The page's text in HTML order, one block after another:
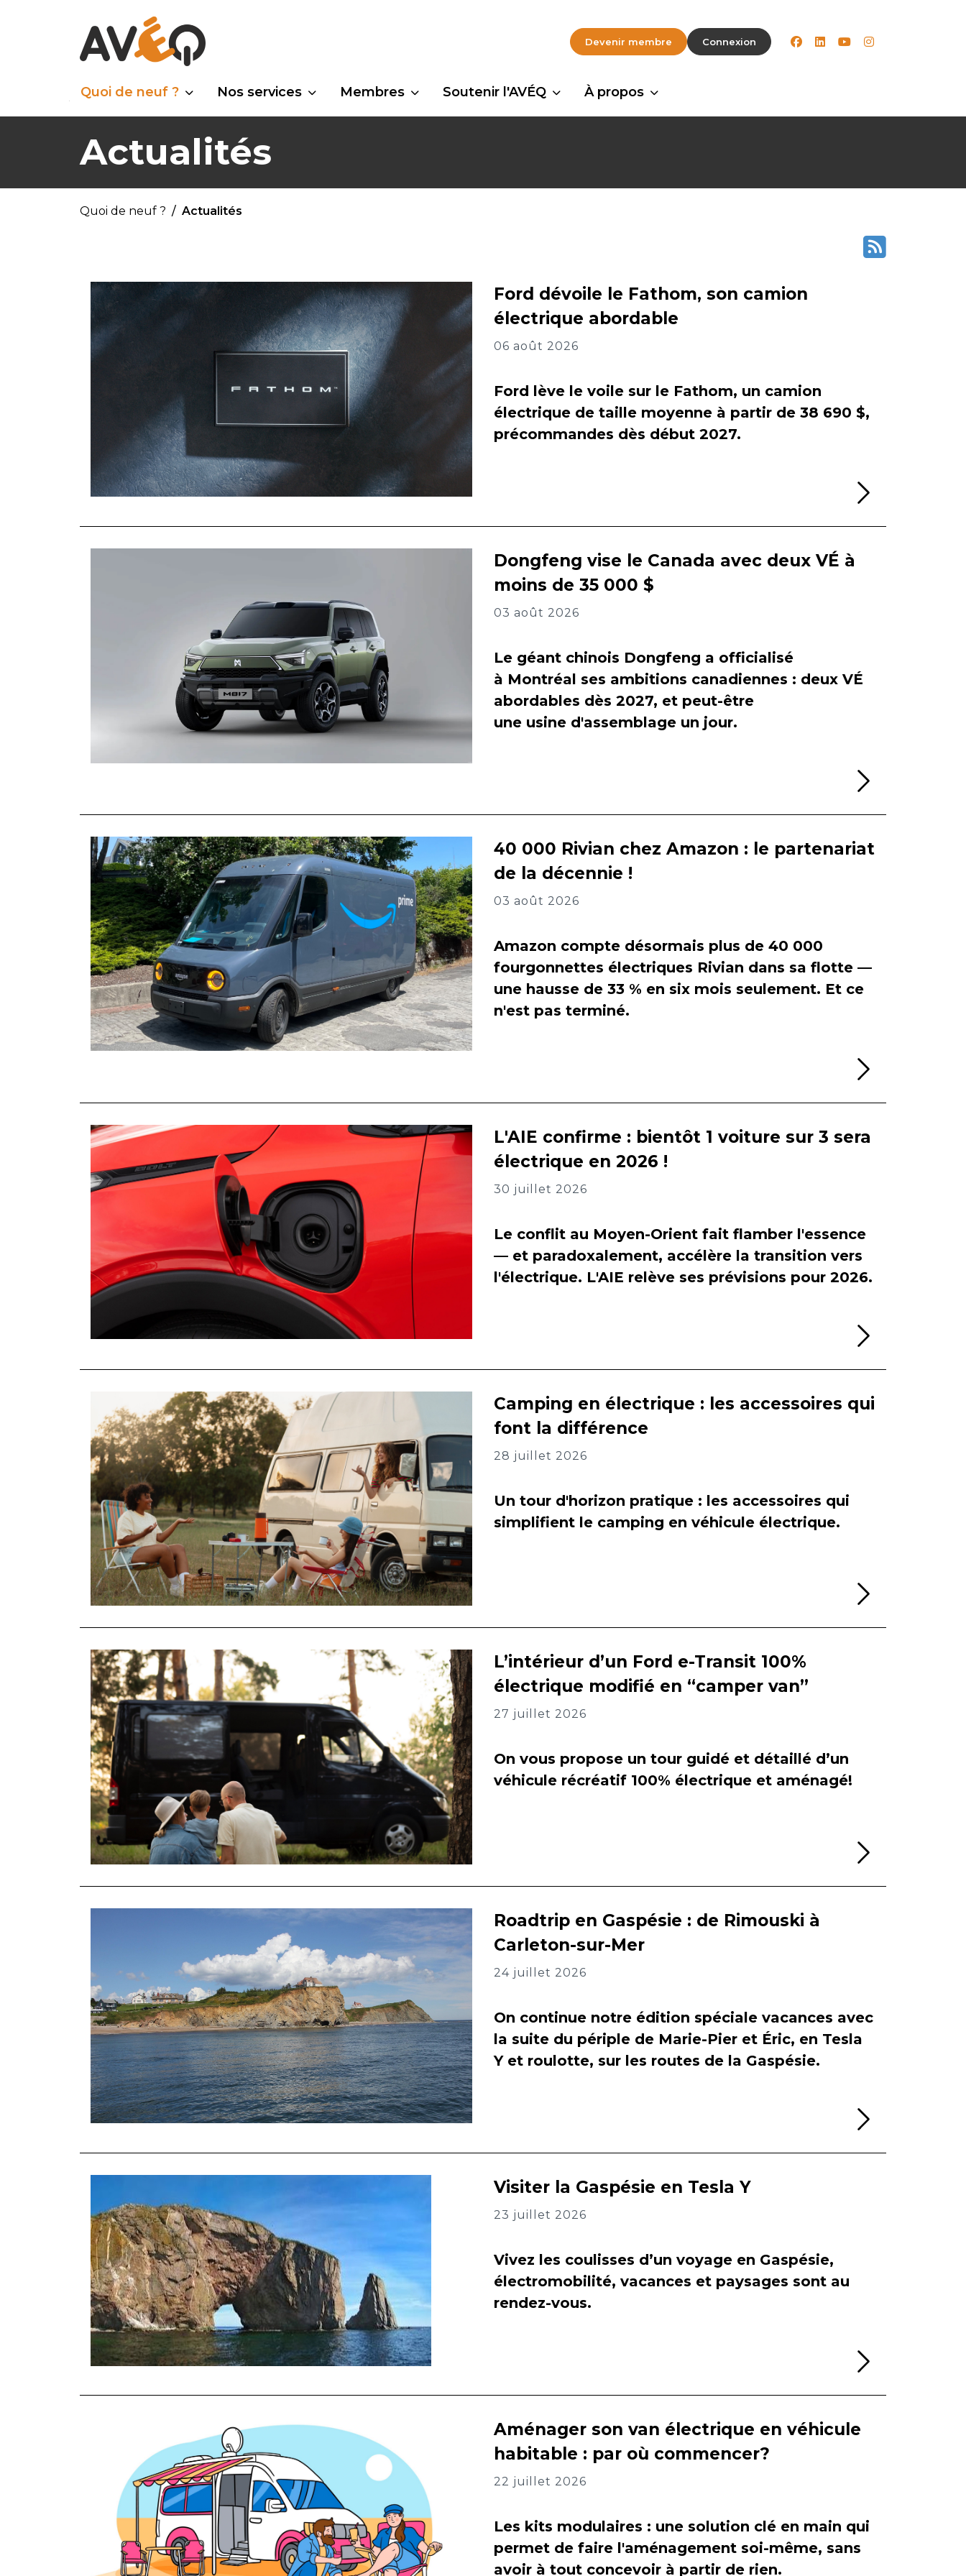
Devenir membre Connexion facebook
linkedinyoutubeinstagram
Quoi de neuf ? Nos services Membres Soutenir l'AVÉQ À propos
Actualités
Quoi de neuf ? Actualités
Ford dévoile le Fathom, son camion
électrique abordable
06 août 2026
Ford lève le voile sur le Fathom, un camion
électrique de taille moyenne à partir de 38 690 $,
précommandes dès début 2027.
Dongfeng vise le Canada avec deux VÉ à
moins de 35 000 $
03 août 2026
Le géant chinois Dongfeng a officialisé
à Montréal ses ambitions canadiennes : deux VÉ
abordables dès 2027, et peut-être
une usine d'assemblage un jour.
40 000 Rivian chez Amazon : le partenariat
de la décennie !
03 août 2026
Amazon compte désormais plus de 40 000
fourgonnettes électriques Rivian dans sa flotte —
une hausse de 33 % en six mois seulement. Et ce
n'est pas terminé.
L'AIE confirme : bientôt 1 voiture sur 3 sera
électrique en 2026 !
30 juillet 2026
Le conflit au Moyen-Orient fait flamber l'essence
— et paradoxalement, accélère la transition vers
l'électrique. L'AIE relève ses prévisions pour 2026.
Camping en électrique : les accessoires qui
font la différence
28 juillet 2026
Un tour d'horizon pratique : les accessoires qui
simplifient le camping en véhicule électrique.
L’intérieur d’un Ford e-Transit 100%
électrique modifié en “camper van”
27 juillet 2026
On vous propose un tour guidé et détaillé d’un
véhicule récréatif 100% électrique et aménagé!
Roadtrip en Gaspésie : de Rimouski à
Carleton-sur-Mer
24 juillet 2026
On continue notre édition spéciale vacances avec
la suite du périple de Marie-Pier et Éric, en Tesla
Y et roulotte, sur les routes de la Gaspésie.
Visiter la Gaspésie en Tesla Y
23 juillet 2026
Vivez les coulisses d’un voyage en Gaspésie,
électromobilité, vacances et paysages sont au
rendez-vous.
Aménager son van électrique en véhicule
habitable : par où commencer?
22 juillet 2026
Les kits modulaires : une solution clé en main qui
permet de faire l'aménagement soi-même, sans
avoir à tout concevoir à partir de rien.